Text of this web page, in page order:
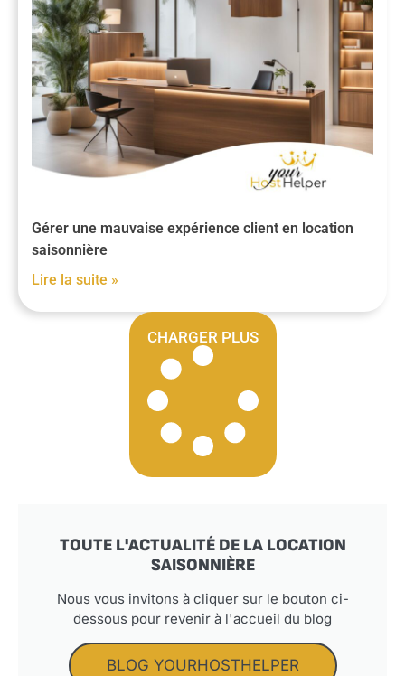
Gérer une mauvaise expérience client en location
saisonnière
Lire la suite »
CHARGER PLUS
TOUTE L'ACTUALITÉ DE LA LOCATION
SAISONNIÈRE
Nous vous invitons à cliquer sur le bouton ci-
dessous pour revenir à l'accueil du blog
BLOG YOURHOSTHELPER